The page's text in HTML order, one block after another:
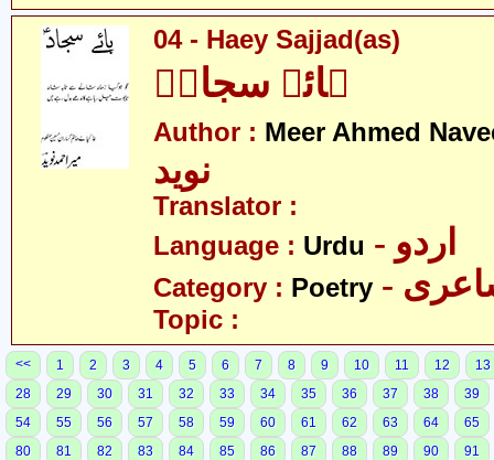
04 - Haey Sajjad(as)
ہائے سجادؑ
Author : Meer Ahmed
نوید
Translator :
Language : Urdu - اردو
Category : Poetry
Topic :
<< 1 2 3 4 5 6 7 8 9 10 11 12
13
28
29 30 31 32 33 34 35 36 37 38
39
54
55 56 57 58 59 60 61 62 63 64
65
80
81 82 83 84 85 86 87 88 89 90
91